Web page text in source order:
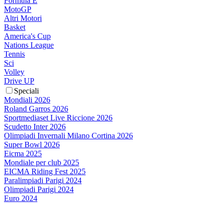
MotoGP
Altri Motori
Basket
America's Cup
Nations League
Tennis
Sci
Volley
Drive UP
Speciali
Mondiali 2026
Roland Garros 2026
Sportmediaset Live Riccione 2026
Scudetto Inter 2026
Olimpiadi Invernali Milano Cortina 2026
Super Bowl 2026
Eicma 2025
Mondiale per club 2025
EICMA Riding Fest 2025
Paralimpiadi Parigi 2024
Olimpiadi Parigi 2024
Euro 2024